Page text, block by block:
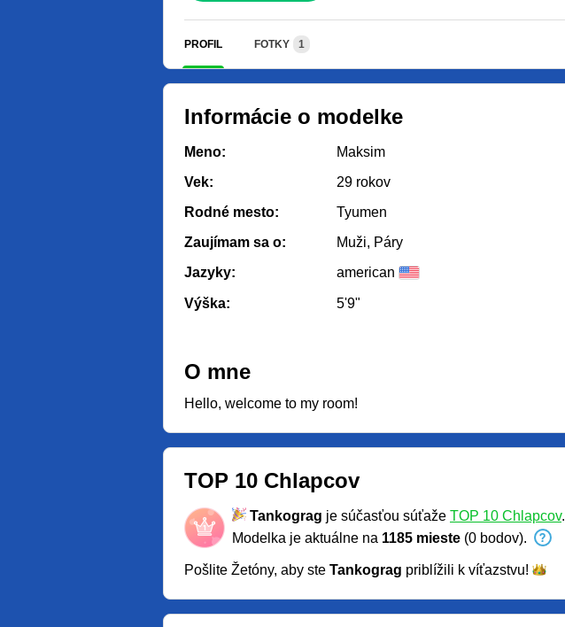
PROFIL FOTKY 1
Informácie o modelke
Meno:
Maksim
Vek:
29 rokov
Rodné mesto:
Tyumen
Zaujímam sa o:
Muži, Páry
Jazyky:
american
Výška: 5'9"
O mne
Hello, welcome to my room!
TOP 10 Chlapcov
Tankograg je súčasťou súťaže TOP 10 Chlapcov.
Modelka je aktuálne na 1185 mieste (0 bodov).
Pošlite Žetóny, aby ste Tankograg priblížili k víťazstvu!